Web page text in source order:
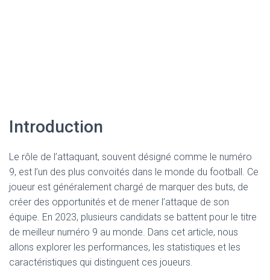
Introduction
Le rôle de l’attaquant, souvent désigné comme le numéro
9, est l’un des plus convoités dans le monde du football. Ce
joueur est généralement chargé de marquer des buts, de
créer des opportunités et de mener l’attaque de son
équipe. En 2023, plusieurs candidats se battent pour le titre
de meilleur numéro 9 au monde. Dans cet article, nous
allons explorer les performances, les statistiques et les
caractéristiques qui distinguent ces joueurs.